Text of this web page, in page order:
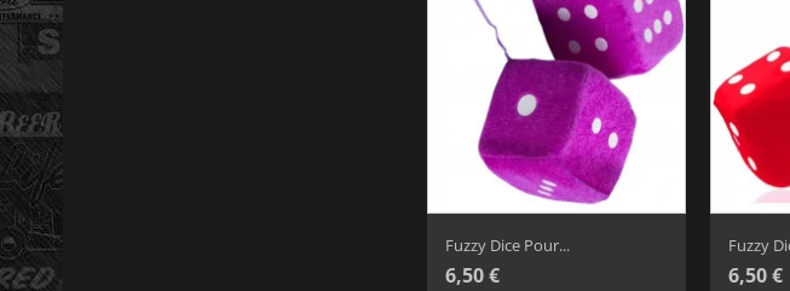
Fuzzy Dice Pour...
6,50 €
Fuzzy
6,50 €